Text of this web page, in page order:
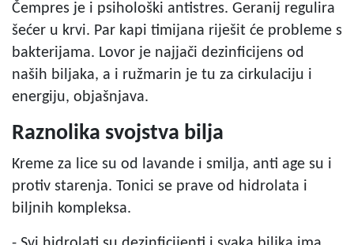
Čempres je i psihološki antistres. Geranij regulira
šećer u krvi. Par kapi timijana riješit će probleme s
bakterijama. Lovor je najjači dezinficijens od
naših biljaka, a i ružmarin je tu za cirkulaciju i
energiju, objašnjava.
Raznolika svojstva bilja
Kreme za lice su od lavande i smilja, anti age su i
protiv starenja. Tonici se prave od hidrolata i
biljnih kompleksa.